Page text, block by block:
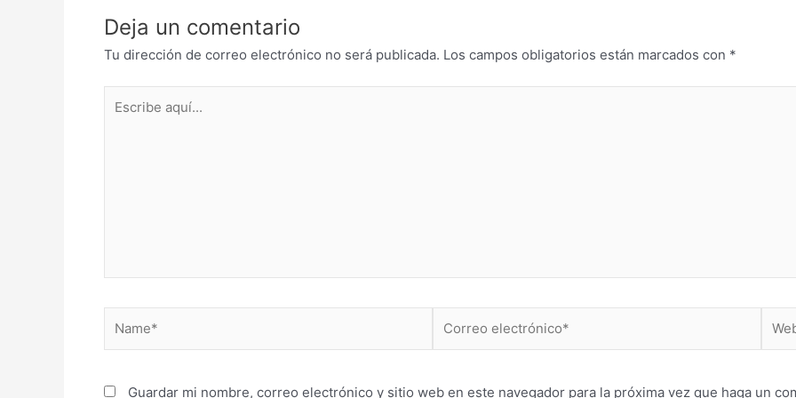
Deja un comentario
Tu dirección de correo electrónico no será publicada. Los campos obligatorios están marcados con *
aquí...
electrónico*
Guardar mi nombre, correo electrónico y sitio web en este navegador para la próxima vez que haga un